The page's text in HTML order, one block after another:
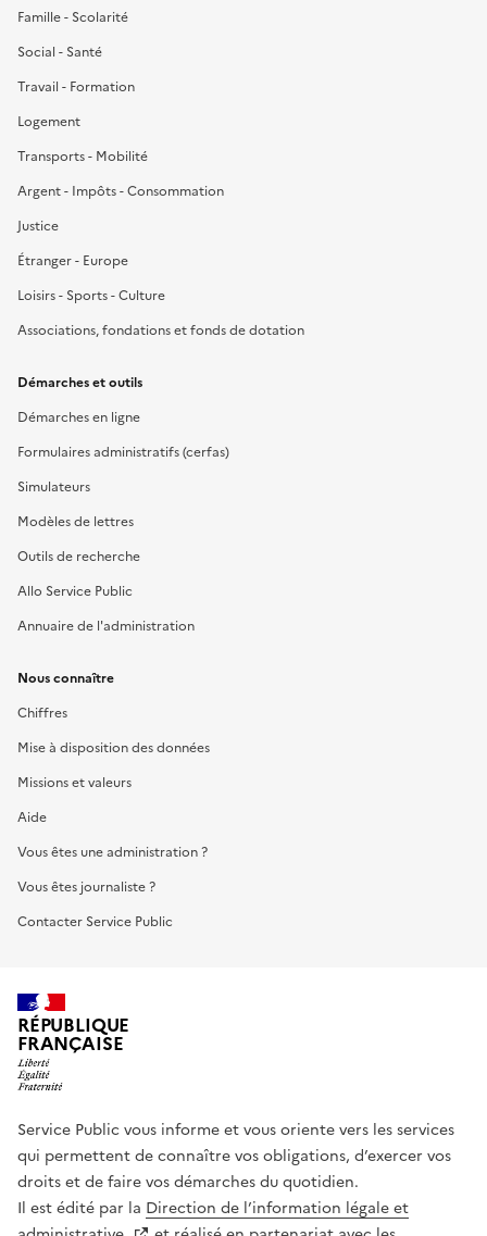
Famille - Scolarité
Social - Santé
Travail - Formation
Logement
Transports - Mobilité
Argent - Impôts - Consommation
Justice
Étranger - Europe
Loisirs - Sports - Culture
Associations, fondations et fonds de dotation
Démarches et outils
Démarches en ligne
Formulaires administratifs (cerfas)
Simulateurs
Modèles de lettres
Outils de recherche
Allo Service Public
Annuaire de l'administration
Nous connaître
Chiffres
Mise à disposition des données
Missions et valeurs
Aide
Vous êtes une administration ?
Vous êtes journaliste ?
Contacter Service Public
RÉPUBLIQUE
FRANÇAISE
Service Public vous informe et vous oriente vers les services
qui permettent de connaître vos obligations, d’exercer vos
droits et de faire vos démarches du quotidien.
Il est édité par la Direction de l’information légale et